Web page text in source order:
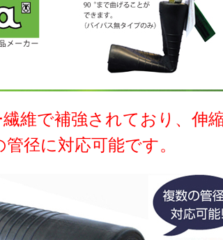
繊維で補強されており、伸
径に対応可能です。